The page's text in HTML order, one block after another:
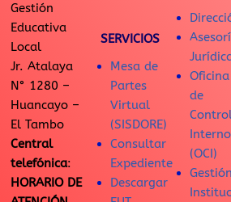
Gestión
Educativa
Local
Jr. Atalaya
N° 1280 –
Huancayo –
El Tambo
Central
telefónica:
HORARIO DE
SERVICIOS
Mesa de
Partes
Virtual
(SISDORE)
Consultar
Expediente
Descargar
Oficina
de
Interno
(OCI)
Gestión